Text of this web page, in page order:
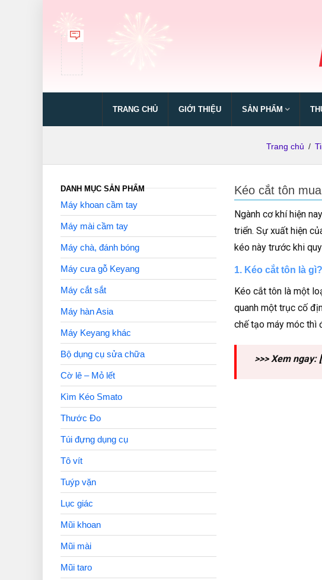
TRANG CHỦ GIỚI THIỆU SẢN PHẨM
Trang chủ /
Kéo cắt tôn
Ngành cơ khí hiện
triển. Sự xuất hiện
kéo này trước khi
1. Kéo cắt tôn là gì?
Kéo cắt tôn là một
quanh một trục cố
chế tạo máy móc thì
>>> Xem ngay:
DANH MỤC SẢN PHẨM
Máy khoan cầm tay
Máy mài cầm tay
Máy chà, đánh bóng
Máy cưa gỗ Keyang
Máy cắt sắt
Máy hàn Asia
Máy Keyang khác
Bộ dụng cụ sửa chữa
Cờ lê – Mỏ lết
Kìm Kéo Smato
Thước Đo
Túi đựng dụng cụ
Tô vít
Tuýp vặn
Lục giác
Mũi khoan
Mũi mài
Mũi taro